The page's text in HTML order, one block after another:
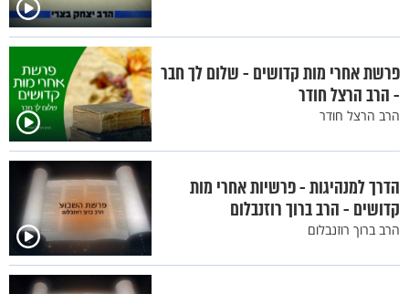
פרשת אחרי מות קדושים - שלום לך חבר
- הרב הרצל חודר
הרב הרצל חודר
הדרך למנהיגות - פרשיות אחרי מות
קדושים - הרב ברוך רוזנבלום
הרב ברוך רוזנבלום